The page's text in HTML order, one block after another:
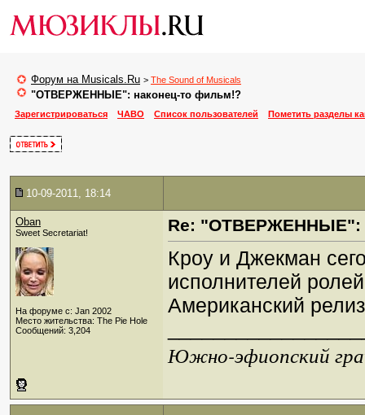
Форум на Musicals.Ru > The Sound of Musicals
"ОТВЕРЖЕННЫЕ": наконец-то фильм!?
Зарегистрироваться ЧАВО Список пользователей Пометить разделы
10-09-2011, 18:14
Oban
Sweet Secretariat!
На форуме с: Jan 2002
Место жительства: The Pie Hole
Сообщений: 3,204
Re: "ОТВЕРЖЕННЫЕ":
Кроу и Джекман
исполнителей
Американский
Южно-эфиопский